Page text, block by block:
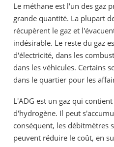
Le méthane est l'un des gaz
grande quantité. La plupart
récupèrent le gaz et
indésirable. Le reste du gaz
d'électricité, dans les
dans les véhicules. Certains
dans le quartier pour les
L'ADG est un gaz qui
d'hydrogène. Il peut
conséquent, les débitmètres
peuvent réduire le coût, en